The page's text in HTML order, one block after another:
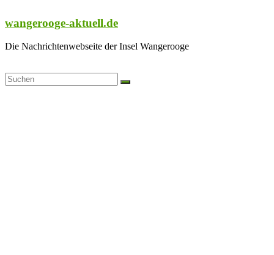
Inhalt
springen
wangerooge-aktuell.de
Die Nachrichtenwebseite der Insel Wangerooge